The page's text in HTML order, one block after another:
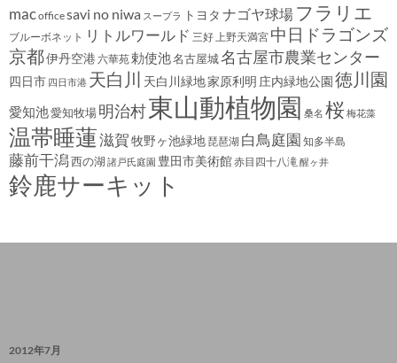
macofficesavi no niwa スープラ トヨタ ナゴヤ球場 フラリエ
ブルーボネット リトルワールド 三好上野天満宮 中日ドラゴンズ
京都伊丹空港 六華苑勅使池名古屋城名古屋市農業センター
四日市 四日市港 天白川 天白川緑地家原利明 庄内緑地公園徳川園
愛知池愛知牧場明治村東山動植物園 桑名 桜梅花藻
温帯睡蓮滋賀牧野ヶ池緑地 琵琶湖 白鳥庭園 知多半島
藤前干潟西の湖 諸戸氏庭園 豊田市美術館赤目四十八滝醒ヶ井
鈴鹿サーキット
2012年7月